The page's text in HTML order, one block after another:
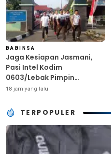
BABINSA
Jaga Kesiapan Jasmani,
Pasi Intel Kodim
0603/Lebak Pimpin
Pembinaan Fisik Rutin
18 jam yang lalu
TERPOPULER